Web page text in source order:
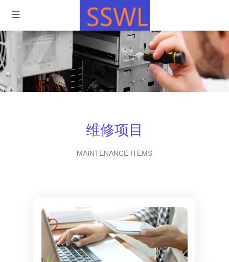
维修项目
MAINTENANCE ITEMS